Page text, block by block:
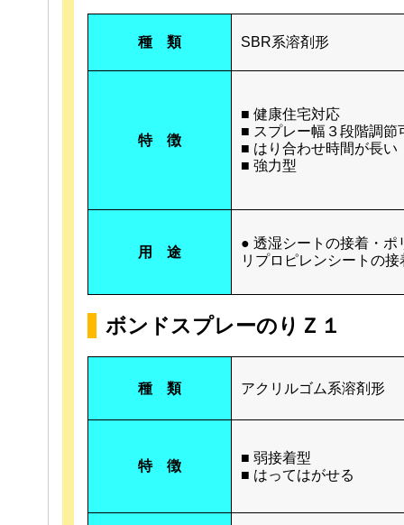
種 類 SBR系溶剤形
特 徴
■ 健康住宅対応
■ スプレー幅３段階調節
■ はり合わせ時間が長い
■ 強力型
用 途
● 透湿シートの接着・ポ
リプロピレンシートの接
ボンドスプレーのりＺ１
種 類 アクリルゴム系溶剤形
特 徴
■ 弱接着型
■ はってはがせる